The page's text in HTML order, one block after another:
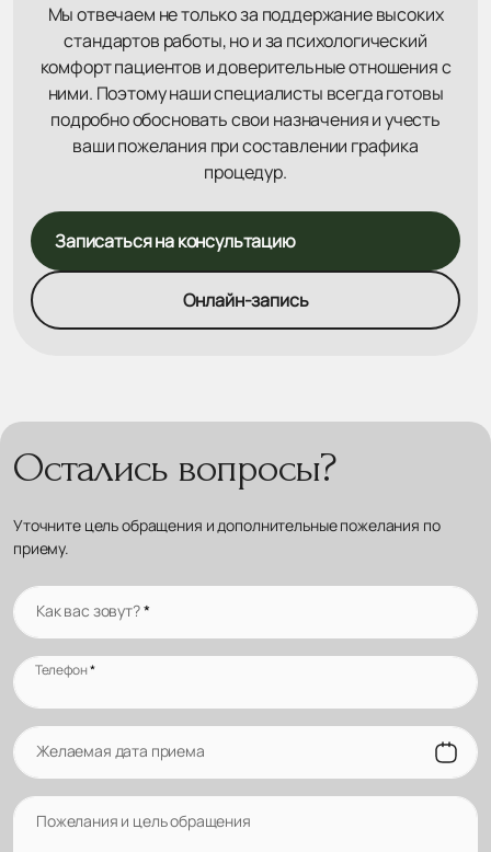
Мы отвечаем не только за поддержание высоких
стандартов работы, но и за психологический
комфорт пациентов и доверительные отношения с
ними. Поэтому наши специалисты всегда готовы
подробно обосновать свои назначения и учесть
ваши пожелания при составлении графика
процедур.
Записаться на консультацию
Онлайн-запись
Остались вопросы?
Уточните цель обращения и дополнительные пожелания по
приему.
Как вас зовут?*
Телефон*
Желаемая дата приема
Пожелания и цель обращения